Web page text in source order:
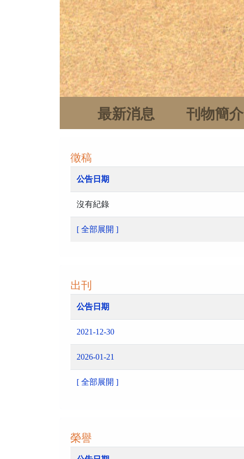
最新消息 刊物簡介
徵稿
公告日期
沒有紀錄
[ 全部展開 ]
出刊
公告日期
2021-12-30
2026-01-21
[ 全部展開 ]
榮譽